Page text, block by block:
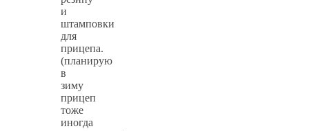
и
штамповки
для
прицепа.
(планирую
в
зиму
прицеп
тоже
иногда